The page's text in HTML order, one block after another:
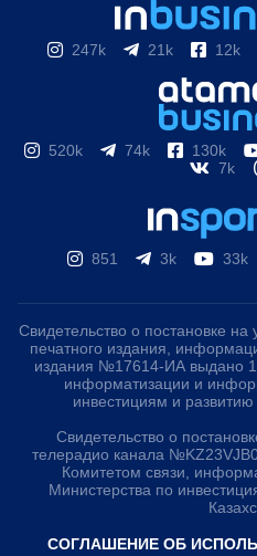
247k 21k 12k
520k 74k 130k
7k
851 3k 33k
Свидетельство о постановке на
печатного издания,
издания №17614-ИА выдано
информатизации и
инвестициям и развитию
Свидетельство о
телерадио канала
Комитетом связи,
Министерства по
СОГЛАШЕНИЕ ОБ